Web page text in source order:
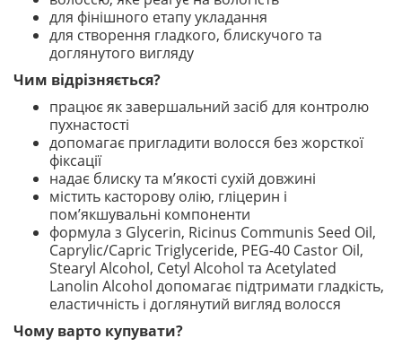
для фінішного етапу укладання
для створення гладкого, блискучого та
доглянутого вигляду
Чим відрізняється?
працює як завершальний засіб для контролю
пухнастості
допомагає пригладити волосся без жорсткої
фіксації
надає блиску та м’якості сухій довжині
містить касторову олію, гліцерин і
пом’якшувальні компоненти
формула з Glycerin, Ricinus Communis Seed Oil,
Caprylic/Capric Triglyceride, PEG-40 Castor Oil,
Stearyl Alcohol, Cetyl Alcohol та Acetylated
Lanolin Alcohol допомагає підтримати гладкість,
еластичність і доглянутий вигляд волосся
Чому варто купувати?